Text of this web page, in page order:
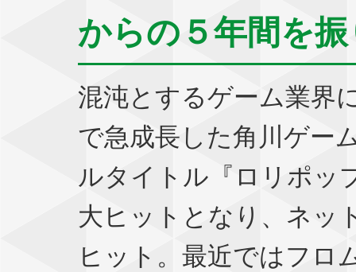
からの５年間を
混沌とするゲーム業界
で急成長した角川ゲー
ルタイトル『ロリポッ
大ヒットとなり、ネッ
ヒット。最近ではフロ